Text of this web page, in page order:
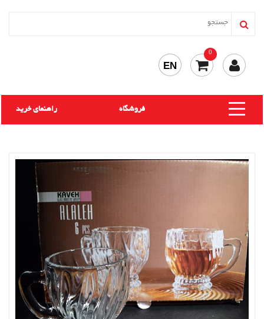
0
EN
راهنمای خرید فروشگاه